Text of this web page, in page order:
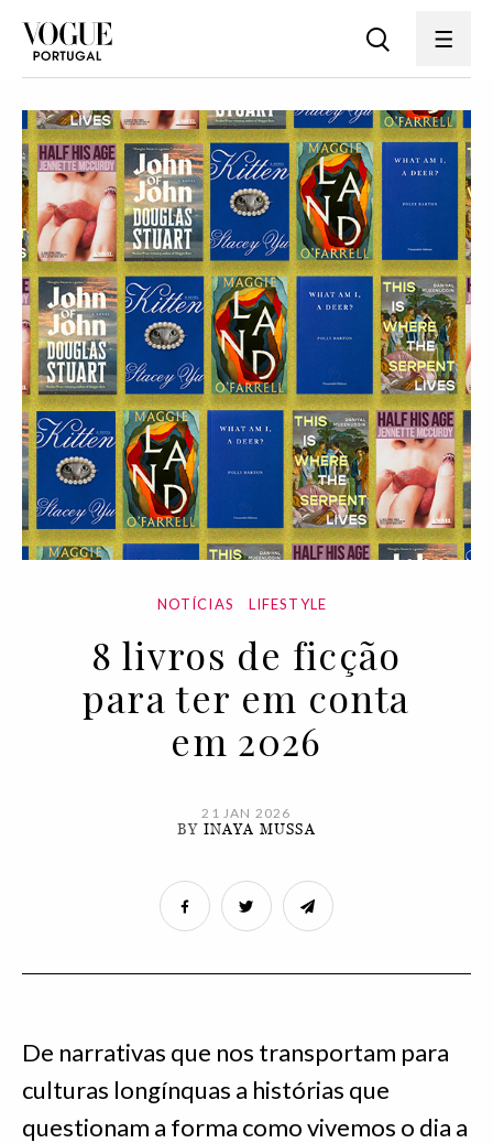
NOTÍCIAS LIFESTYLE
8 livros de ficção
para ter em conta
em 2026
21 JAN 2026
BY INAYA MUSSA
De narrativas que nos transportam para
culturas longínquas a histórias que
questionam a forma como vivemos o dia a